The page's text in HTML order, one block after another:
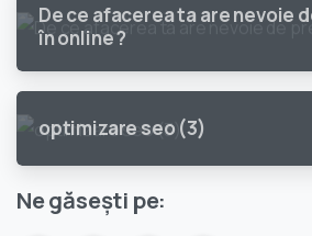
De ce afacerea ta are nevoie
în online ?
optimizare seo (3)
Ne găsești pe: